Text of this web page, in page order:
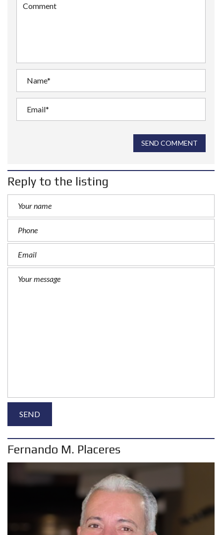
SEND COMMENT
Reply to the listing
Fernando M. Placeres